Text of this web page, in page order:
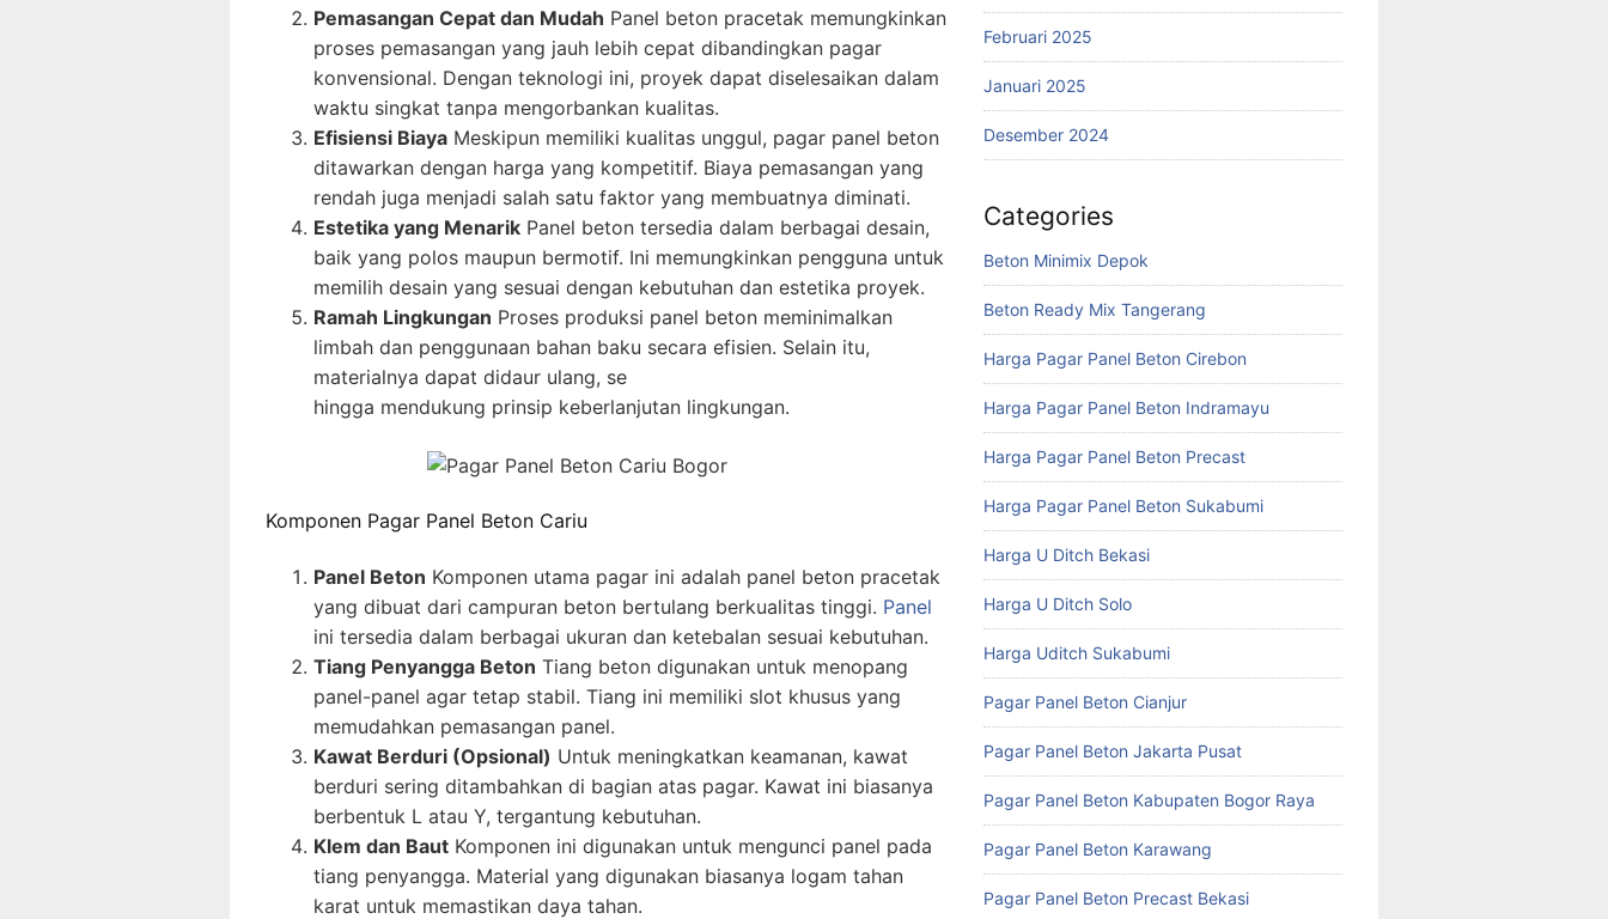
Pemasangan Cepat dan Mudah Panel beton pracetak memungkinkan
proses pemasangan yang jauh lebih cepat dibandingkan pagar
konvensional. Dengan teknologi ini, proyek dapat diselesaikan dalam
waktu singkat tanpa mengorbankan kualitas.
Efisiensi Biaya Meskipun memiliki kualitas unggul, pagar panel beton
ditawarkan dengan harga yang kompetitif. Biaya pemasangan yang
rendah juga menjadi salah satu faktor yang membuatnya diminati.
Estetika yang Menarik Panel beton tersedia dalam berbagai desain,
baik yang polos maupun bermotif. Ini memungkinkan pengguna untuk
memilih desain yang sesuai dengan kebutuhan dan estetika proyek.
Ramah Lingkungan Proses produksi panel beton meminimalkan
limbah dan penggunaan bahan baku secara efisien. Selain itu,
materialnya dapat didaur ulang, se
hingga mendukung prinsip keberlanjutan lingkungan.
Komponen Pagar Panel Beton Cariu
Panel Beton Komponen utama pagar ini adalah panel beton pracetak
yang dibuat dari campuran beton bertulang berkualitas tinggi. Panel
ini tersedia dalam berbagai ukuran dan ketebalan sesuai kebutuhan.
Tiang Penyangga Beton Tiang beton digunakan untuk menopang
panel-panel agar tetap stabil. Tiang ini memiliki slot khusus yang
memudahkan pemasangan panel.
Kawat Berduri (Opsional) Untuk meningkatkan keamanan, kawat
berduri sering ditambahkan di bagian atas pagar. Kawat ini biasanya
berbentuk L atau Y, tergantung kebutuhan.
Klem dan Baut Komponen ini digunakan untuk mengunci panel pada
tiang penyangga. Material yang digunakan biasanya logam tahan
karat untuk memastikan daya tahan.
Februari 2025
Januari 2025
Desember 2024
Categories
Beton Minimix Depok
Beton Ready Mix Tangerang
Harga Pagar Panel Beton Cirebon
Harga Pagar Panel Beton Indramayu
Harga Pagar Panel Beton Precast
Harga Pagar Panel Beton Sukabumi
Harga U Ditch Bekasi
Harga U Ditch Solo
Harga Uditch Sukabumi
Pagar Panel Beton Cianjur
Pagar Panel Beton Jakarta Pusat
Pagar Panel Beton Kabupaten Bogor Raya
Pagar Panel Beton Karawang
Pagar Panel Beton Precast Bekasi